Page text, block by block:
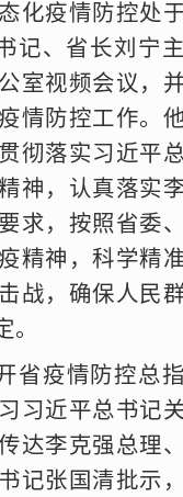
化疫情防控处
记、省长刘宁
室视频会议，
情防控工作。
彻落实习近平
神，认真落实
求，按照省委
精神，科学精
战，确保人民
省疫情防控总
习近平总书记
达李克强总理
记张国清批示